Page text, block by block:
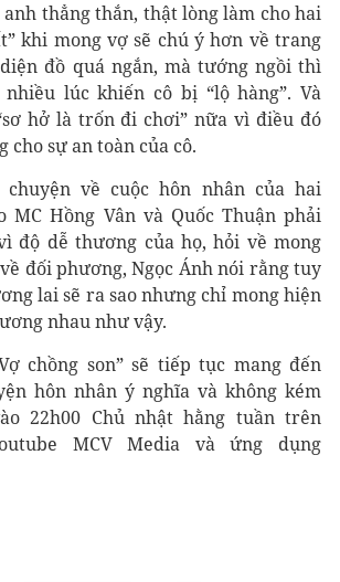
anh thẳng thắn, thật lòng làm cho hai
khi mong vợ sẽ chú ý hơn về trang
đồ quá ngắn, mà tướng ngồi thì
nhiều lúc khiến cô bị “lộ hàng”. Và
hở là trốn đi chơi” nữa vì điều đó
cho sự an toàn của cô.
chuyện về cuộc hôn nhân của hai
MC Hồng Vân và Quốc Thuận phải
độ dễ thương của họ, hỏi về mong
đối phương, Ngọc Ánh nói rằng tuy
lai sẽ ra sao nhưng chỉ mong hiện
nhau như vậy.
chồng son” sẽ tiếp tục mang đến
hôn nhân ý nghĩa và không kém
22h00 Chủ nhật hằng tuần trên
MCV Media và ứng dụng